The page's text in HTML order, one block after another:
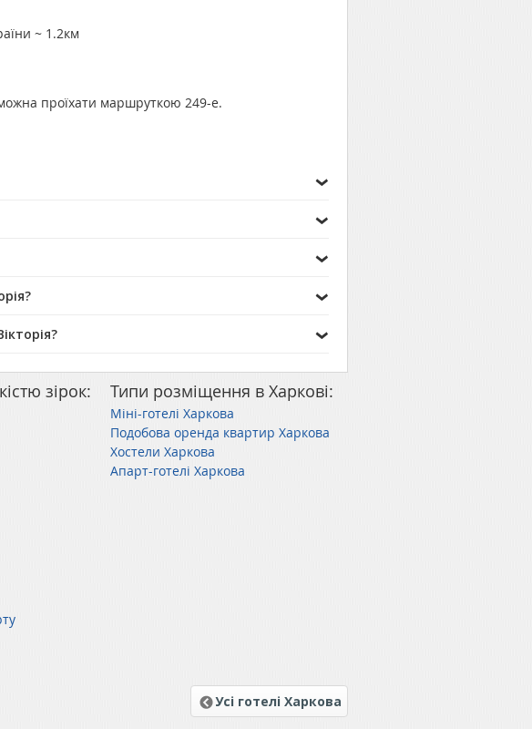
~ 1.2км
проїхати маршруткою 249-е.
зірок: Типи розміщення в Харкові:
Міні-готелі Харкова
Подобова оренда квартир Харкова
Хостели Харкова
Апарт-готелі Харкова
Усі готелі Харкова